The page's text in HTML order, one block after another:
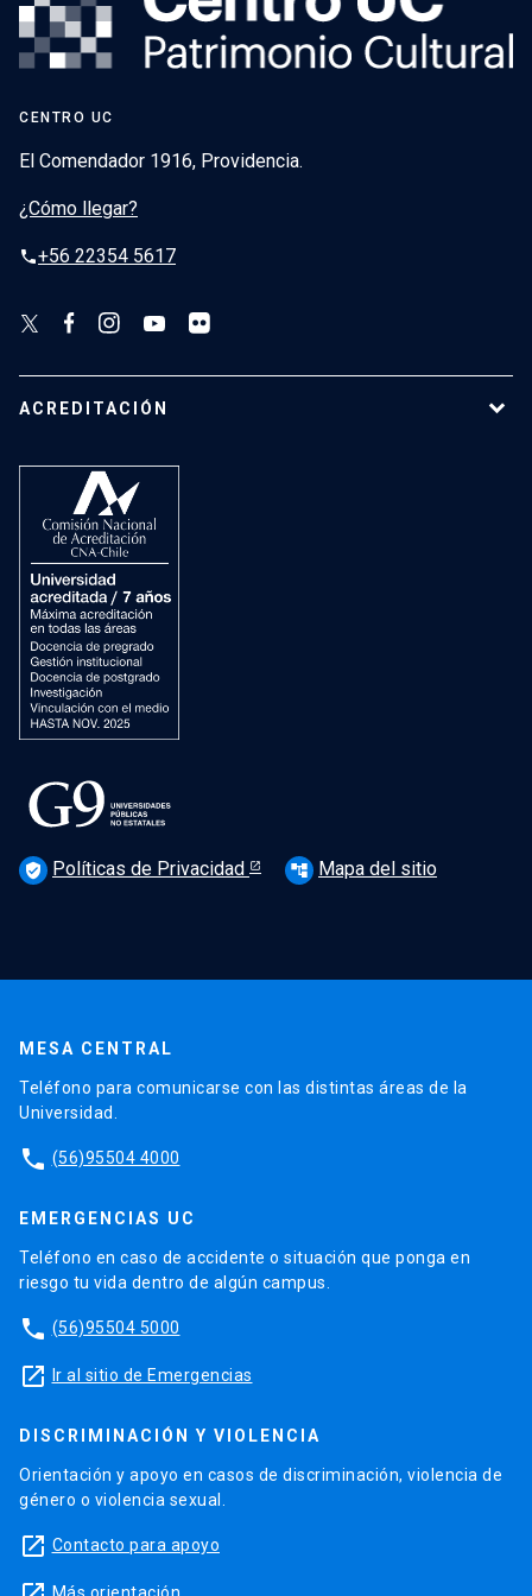
CENTRO UC
El Comendador 1916, Providencia.
¿Cómo llegar?
phone+56 22354 5617
ACREDITACIÓN
verified_user Políticas de Privacidad account_tree Mapa del sitio
MESA CENTRAL
Teléfono para comunicarse con las distintas áreas de la
Universidad.
phone (56)95504 4000
EMERGENCIAS UC
Teléfono en caso de accidente o situación que ponga en
riesgo tu vida dentro de algún campus.
phone (56)95504 5000
launch Ir al sitio de Emergencias
DISCRIMINACIÓN Y VIOLENCIA
Orientación y apoyo en casos de discriminación, violencia de
género o violencia sexual.
launch Contacto para apoyo
Más orientación